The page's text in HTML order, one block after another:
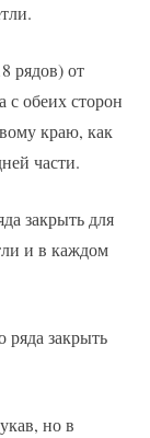
рядов) от
с обеих сторон
краю, как
части.
закрыть для
и в каждом
ряда закрыть
но в